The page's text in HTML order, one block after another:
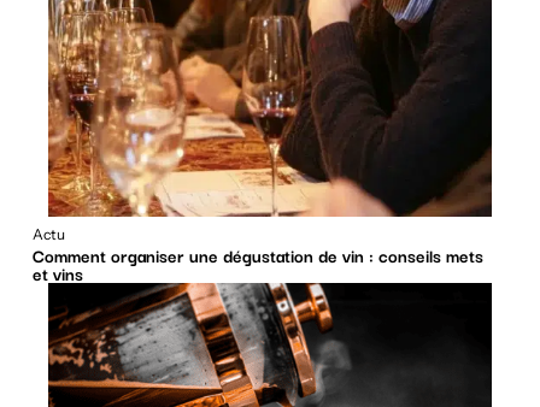
Actu
Comment organiser une dégustation de vin : conseils mets
et vins